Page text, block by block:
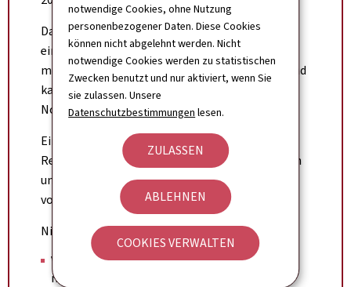
notwendige Cookies, ohne Nutzung
personenbezogener Daten. Diese Cookies
können nicht abgelehnt werden. Nicht
notwendige Cookies werden zu statistischen
Zwecken benutzt und nur aktiviert, wenn Sie
sie zulassen. Unsere
Datenschutzbestimmungen lesen.
ZULASSEN
ABLEHNEN
COOKIES VERWALTEN
Das bedeutet: Eine Person, die im Oktober 2026
eine Versicherungsdauer von 40 Jahren erreicht,
muss noch 1 weiteren Monat Beiträge leisten und
kann die vorgezogene Alterspension ab
November 2026 beziehen.
Eine Person, die im Februar 2030 vorzeitig in
Rente geht, muss 8 Monate zusätzlich einzahlen
und kann anschließend im Oktober 2030 die
vorgezogene Alterspension antreten.
Nicht betroffen sind:
Vorzeitige Alterspension ab 57 Jahren nach
mindestens 40 Jahren Pflichtbeiträgen